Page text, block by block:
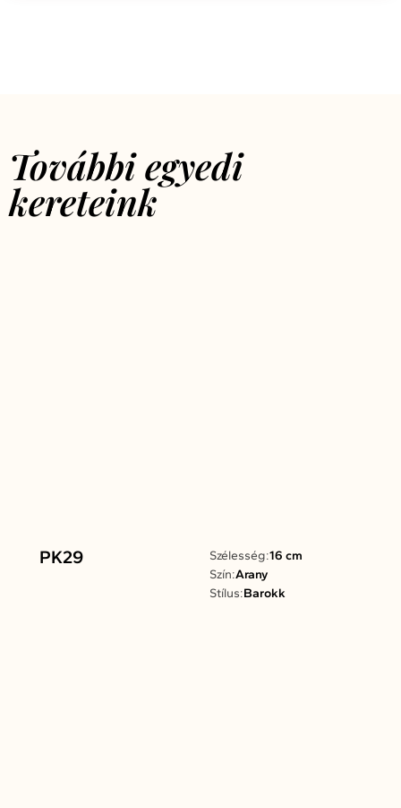
További egyedi
kereteink
PK29 Szélesség:16 cm
Szín:Arany
Stílus:Barokk